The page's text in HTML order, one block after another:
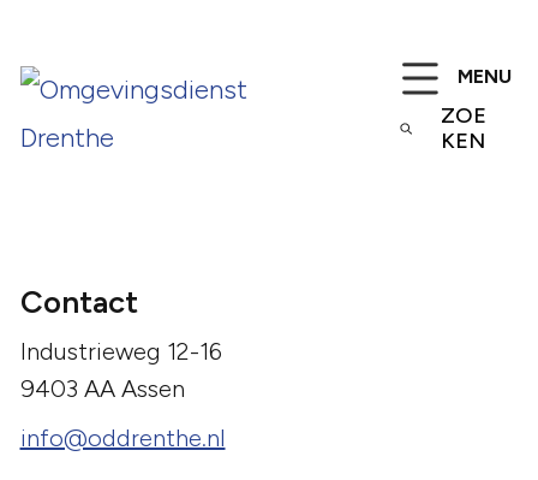
MENU
ZOE
KEN
Contact
Industrieweg 12-16
9403 AA Assen
info@oddrenthe.nl